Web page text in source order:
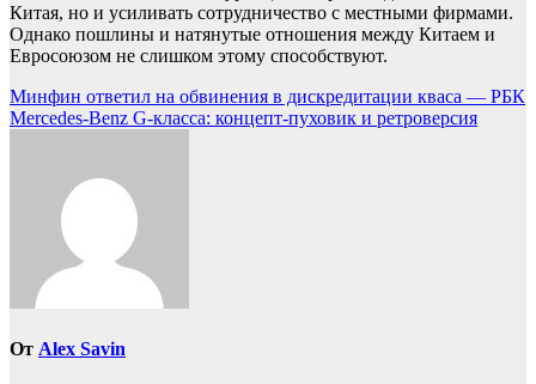
Китая, но и усиливать сотрудничество с местными фирмами.
Однако пошлины и натянутые отношения между Китаем и
Евросоюзом не слишком этому способствуют.
Навигация
по
Минфин ответил на обвинения в дискредитации кваса — РБК
Mercedes-Benz G-класса: концепт-пуховик и ретроверсия
От Alex Savin